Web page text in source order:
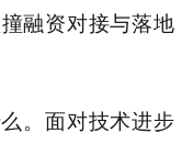
融资对接与落地
。面对技术进步